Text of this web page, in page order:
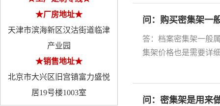
★厂房地址★
天津市滨海新区汉沽街道临津
产业园
★销售地址★
北京市大兴区旧宫镇富力盛悦
居19号楼1003室
问：购买密集架一
答：档案密集架一般
集架价格也是需要详
问：密集架是用来